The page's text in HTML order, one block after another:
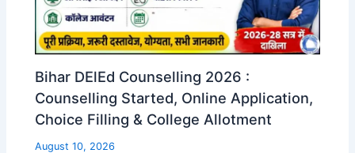
Bihar DElEd Counselling 2026 :
Counselling Started, Online Application,
Choice Filling & College Allotment
August 10, 2026